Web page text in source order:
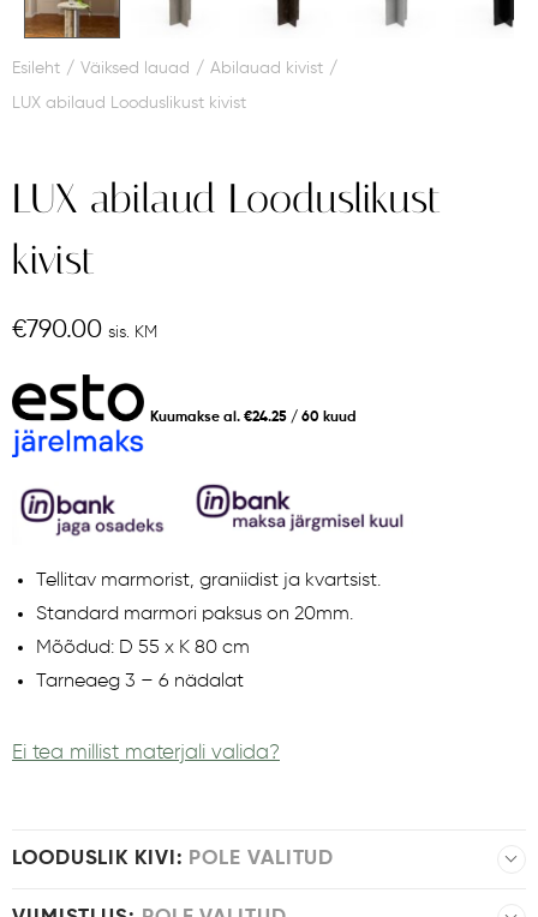
Esileht / Väiksed lauad / Abilauad kivist /
LUX abilaud Looduslikust kivist
LUX abilaud Looduslikust
kivist
€790.00 sis. KM
Kuumakse al. €24.25 / 60 kuud
Tellitav marmorist, graniidist ja kvartsist.
Standard marmori paksus on 20mm.
Mõõdud: D 55 x K 80 cm
Tarneaeg 3 – 6 nädalat
Ei tea millist materjali valida?
LOODUSLIK KIVI : POLE VALITUD